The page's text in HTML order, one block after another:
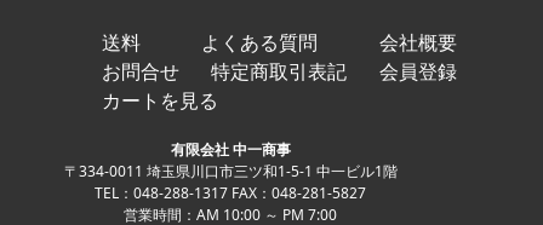
送料 よくある質問
会社概要
お問合せ
特定商取引表記
会員登録
カートを見る
有限会社 中一商事
〒334-0011 埼玉県川口市三ツ和1-5-1 中一ビル1階
TEL：048-288-1317 FAX：048-281-5827
営業時間：AM 10:00 ～ PM 7:00